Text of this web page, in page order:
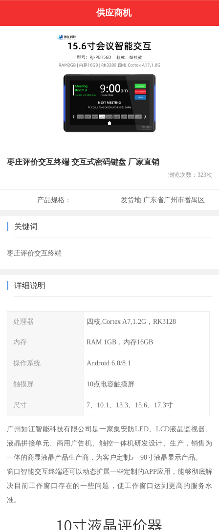
供应商机
枣庄评价交互终端 交互式密码键盘 厂家直销
浏览次数： 323次
产品规格： 发货地:广东省广州市番禺区
关键词
枣庄评价交互终端
详细说明
处理器 四核,Cortex A7,1.2G，RK3128
内存 RAM 1GB，内存16GB
操作系统 Android 6.0/8.1
触摸屏 10点电容触摸屏
尺寸 7、10.1、13.3、15.6、17.3寸
广州如江智能科技有限公司是一家集安防LED、LCD液晶监视器、
液晶拼接单元、商用广告机、触控一体机研发设计、生产，销售为
一体的商显液晶产品生产商，为客户定制5- -98寸液晶显示产品。
窗口智能交互终端还可以动态扩展一些定制的APP应用，能够彻底解
决目前工作窗口存在的一些问题，使工作窗口达到更高的服务水
准。